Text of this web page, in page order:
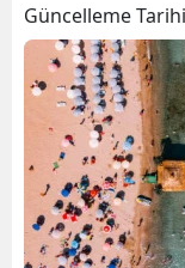
Güncelleme